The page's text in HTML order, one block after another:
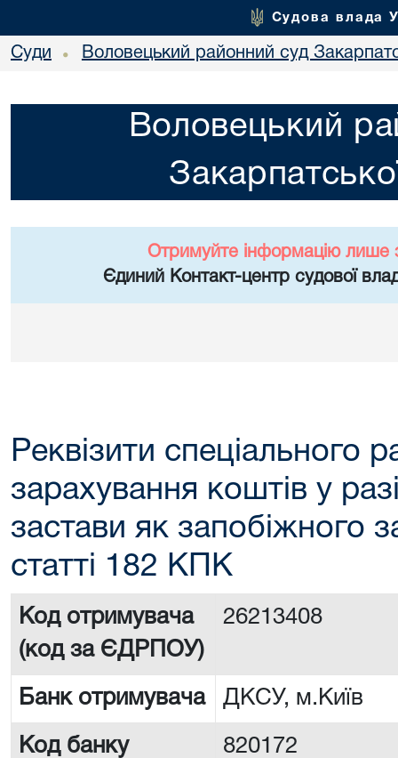
Судова влада
Суди • Воловецький районний суд
Воловецький
Отримуйте інформацію лише
Єдиний Контакт-центр судової
Реквізити спеціального
зарахування коштів у
застави як запобіжного
статті 182 КПК
Код отримувача
(код за ЄДРПОУ)
26213408
Банк отримувача ДКСУ, м.Київ
Код банку
820172